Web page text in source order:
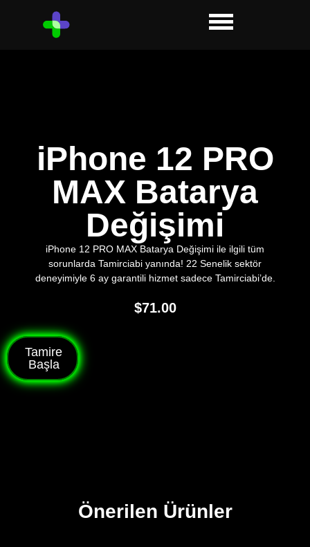
iPhone 12 PRO
MAX Batarya
Değişimi
iPhone 12 PRO MAX Batarya Değişimi ile ilgili tüm
sorunlarda Tamirciabi yanında! 22 Senelik sektör
deneyimiyle 6 ay garantili hizmet sadece Tamirciabi’de.
$71.00
Tamire
Başla
Önerilen Ürünler